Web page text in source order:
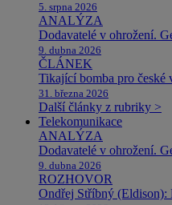
5. srpna 2026
ANALÝZA
Dodavatelé v ohrožení.
9. dubna 2026
ČLÁNEK
Tikající bomba pro české
31. března 2026
Další články z rubriky >
Telekomunikace
ANALÝZA
Dodavatelé v ohrožení.
9. dubna 2026
ROZHOVOR
Ondřej Stříbný (Eldison):